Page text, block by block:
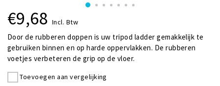
€9,68 Incl. Btw
Door de rubberen doppen is uw tripod ladder gemakkelijk te
gebruiken binnen en op harde oppervlakken. De rubberen
voetjes verbeteren de grip op de vloer.
Toevoegen aan vergelijking